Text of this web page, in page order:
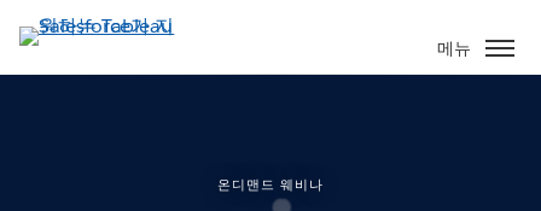
요
콘
메뉴
온디맨드 웨비나